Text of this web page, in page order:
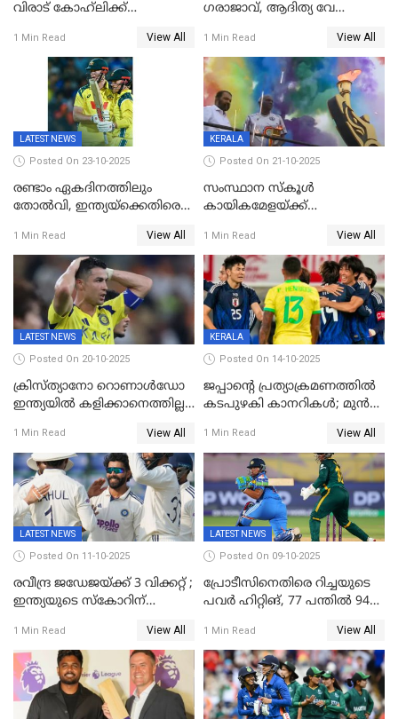
വിരാട് കോഹ്‍ലിക്ക്
മുൻനായകരുടെ മികവിൽ
ഓസീസിനെതിരെ ഉജ്ജ്വല
1 Min Read View All
ഗരാജാവ്, ആദിത്യ വേ​
ബോയ്സിലും സബ്‌ജൂനിയർ
ഗേൾസിലും റെക്കോർഡോടെ
സ്വർണം, ദേവപ്രിയ 87ലെ
റെക്കോർഡ് തിരുത്തി
1 Min Read View All
LATEST NEWS
Posted On 23-10-2025
രണ്ടാം ഏകദിനത്തിലും
തോൽവി, ഇന്ത്യയ്‌ക്കെതിരെ
1 Min Read View All
KERALA
Posted On 21-10-2025
സംസ്ഥാന സ്കൂൾ
കായികമേളയ്ക്ക്
ഒളിംപിക്‌സിന്റെ ഉദ്‌ഘാടനം
നിർവഹിച്ച് ധനമന്ത്രി K N
ബാലഗോപാൽ;ദീപശിഖ
തെളിയിച്ച് I M വിജയൻ
1 Min Read View All
LATEST NEWS
Posted On 20-10-2025
ക്രിസ്ത്യാനോ റൊണാൾഡോ
ഇന്ത്യയിൽ കളിക്കാനെത്തില്ല;
ഉൾപ്പെടുത്തിയില്ല
1 Min Read View All
KERALA
Posted On 14-10-2025
ജപ്പാന്റെ പ്രത്യാക്രമണത്തിൽ
കടപുഴകി കാനറികൾ; മുൻ
ജപ്പാന്റെ ആദ്യ ജയം
1 Min Read View All
LATEST NEWS
Posted On 11-10-2025
രവീന്ദ്ര ജഡേജയ്ക്ക് 3 വിക്കറ്റ് ;
ഇന്ത്യയുടെ സ്കോറിന്
നാല് വിക്കറ്റ് നഷ്ടം
1 Min Read View All
LATEST NEWS
Posted On 09-10-2025
പ്രോടീസിനെതിരെ റിച്ചയുടെ
പവർ ഹിറ്റിങ്, 77 പന്തില്‍ 94
ലക്ഷ്യമൊരുക്കി ഇന്ത്യ; 28
വര്‍ഷം പഴക്കമുള്ള ലോക
റെക്കോര്‍ഡ് തകര്‍ത്ത് സ്മൃതി
1 Min Read View All